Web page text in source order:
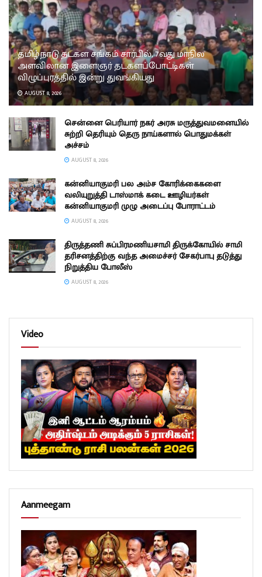
தமிழ்நாடு தடகள சங்கம் சார்பில், 7வது மாநில
அளவிலான இளைஞர் தடகளப்போட்டிகள்
விழுப்புரத்தில் இன்று துவங்கியது
AUGUST 8, 2026
சென்னை பெரியார் நகர் அரசு மருத்துவமனையில்
சுற்றி தெரியும் தெரு நாய்களால் பொதுமக்கள்
அச்சம்
AUGUST 8, 2026
கன்னியாகுமரி பல அம்ச கோரிக்கைகளை
வலியுறுத்தி டாஸ்மாக் கடை ஊழியர்கள்
கன்னியாகுமரி முழு அடைப்பு போராட்டம்
AUGUST 8, 2026
திருத்தணி சுப்பிரமணியசாமி திருக்கோயில் சாமி
தரிசனத்திற்கு வந்த அமைச்சர் சேகர்பாபு தடுத்து
நிறுத்திய போலீஸ்
AUGUST 8, 2026
Video
Aanmeegam